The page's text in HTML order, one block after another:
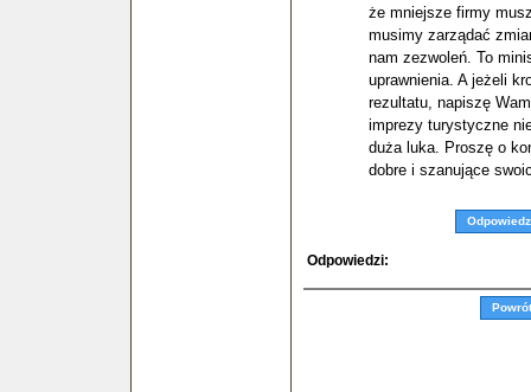
że mniejsze firmy
musimy zarządać
nam zezwoleń. To
uprawnienia. A jeżeli
rezultatu, napiszę
imprezy turystyczne
duża luka. Proszę o
dobre i szanujące
Odpowiedz
Odpowiedzi: